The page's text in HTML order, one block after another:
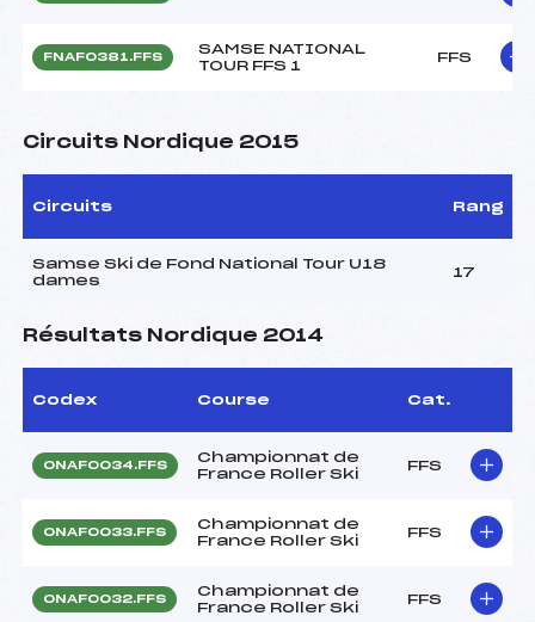
FNAF0381.FFS
SAMSE NATIONAL
TOUR FFS 1
FFS
Circuits Nordique 2015
Circuits Rang
Samse Ski de Fond National Tour U18
dames
17
Résultats Nordique 2014
Codex Course Cat.
ONAF0034.FFS
Championnat de
France Roller Ski
FFS
ONAF0033.FFS
Championnat de
France Roller Ski
FFS
ONAF0032.FFS
Championnat de
France Roller Ski
FFS